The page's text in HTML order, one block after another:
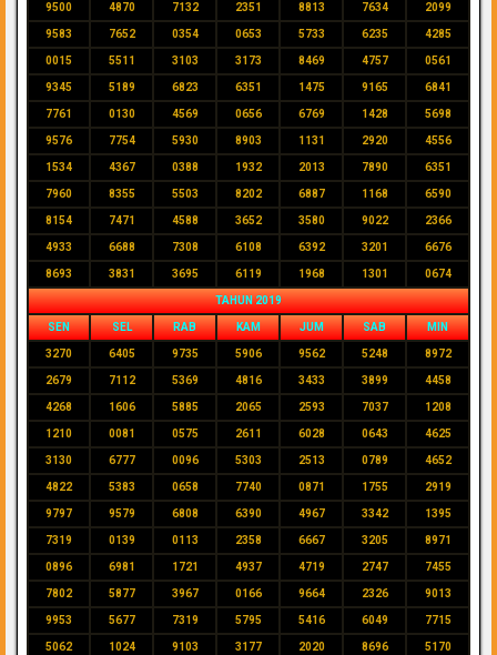
9500 4870 7132 2351 8813 7634 2099
9583 7652 0354 0653 5733 6235 4285
0015 5511 3103 3173 8469 4757 0561
9345 5189 6823 6351 1475 9165 6841
7761 0130 4569 0656 6769 1428 5698
9576 7754 5930 8903 1131 2920 4556
1534 4367 0388 1932 2013 7890 6351
7960 8355 5503 8202 6887 1168 6590
8154 7471 4588 3652 3580 9022 2366
4933 6688 7308 6108 6392 3201 6676
8693 3831 3695 6119 1968 1301 0674
TAHUN 2019
SEN SEL RAB KAM JUM SAB MIN
3270 6405 9735 5906 9562 5248 8972
2679 7112 5369 4816 3433 3899 4458
4268 1606 5885 2065 2593 7037 1208
1210 0081 0575 2611 6028 0643 4625
3130 6777 0096 5303 2513 0789 4652
4822 5383 0658 7740 0871 1755 2919
9797 9579 6808 6390 4967 3342 1395
7319 0139 0113 2358 6667 3205 8971
0896 6981 1721 4937 4719 2747 7455
7802 5877 3967 0166 9664 2326 9013
9953 5677 7319 5795 5416 6049 7715
5062 1024 9103 3177 2020 8696 5170